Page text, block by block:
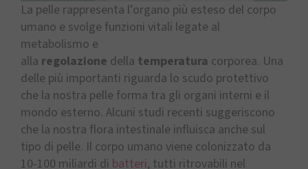
La pelle rappresenta l’organo più esteso del corpo
umano e svolge funzioni vitali legate al
metabolismo e
alla regolazione della temperatura corporea. Una
delle più importanti riguarda lo scudo protettivo
che la nostra pelle forma tra gli organi interni e il
mondo esterno. Alcuni studi recenti suggeriscono
che la nostra flora intestinale influisca anche sul
tipo di pelle. Il corpo umano viene colonizzato da
10-100 miliardi di batteri, tutti ritrovabili nel